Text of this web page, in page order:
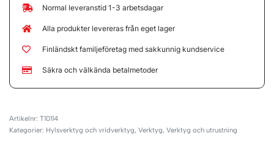
Normal leveranstid 1-3 arbetsdagar
Alla produkter levereras från eget lager
Finländskt familjeföretag med sakkunnig kundservice
Säkra och välkända betalmetoder
T10114
Kategorier: Hylsverktyg och vridverktyg, Verktyg, Verktyg och utrustning